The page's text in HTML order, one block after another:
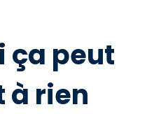
ça peut
à rien